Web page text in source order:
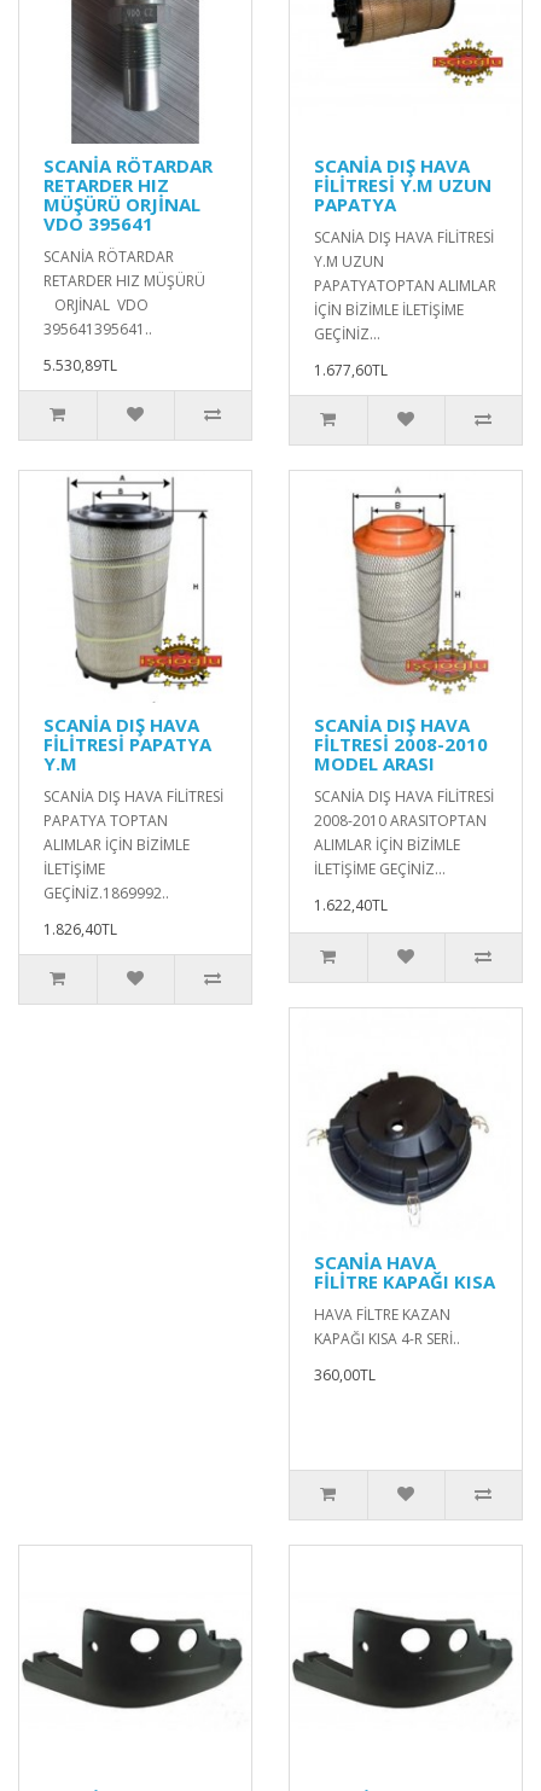
SCANİA RÖTARDAR
RETARDER HIZ
MÜŞÜRÜ ORJİNAL
VDO 395641
SCANİA RÖTARDAR
RETARDER HIZ MÜŞÜRÜ
ORJİNAL VDO
395641395641..
5.530,89TL
SCANİA DIŞ HAVA
FİLİTRESİ Y.M UZUN
PAPATYA
SCANİA DIŞ HAVA FİLİTRESİ
Y.M UZUN
PAPATYATOPTAN ALIMLAR
İÇİN BİZİMLE İLETİŞİME
GEÇİNİZ...
1.677,60TL
SCANİA DIŞ HAVA
FİLİTRESİ PAPATYA
Y.M
SCANİA DIŞ HAVA FİLİTRESİ
PAPATYA TOPTAN
ALIMLAR İÇİN BİZİMLE
İLETİŞİME
GEÇİNİZ.1869992..
1.826,40TL
SCANİA DIŞ HAVA
FİLTRESİ 2008-2010
MODEL ARASI
SCANİA DIŞ HAVA FİLİTRESİ
2008-2010 ARASITOPTAN
ALIMLAR İÇİN BİZİMLE
İLETİŞİME GEÇİNİZ...
1.622,40TL
SCANİA HAVA
FİLİTRE KAPAĞI KISA
HAVA FİLTRE KAZAN
KAPAĞI KISA 4-R SERİ..
360,00TL